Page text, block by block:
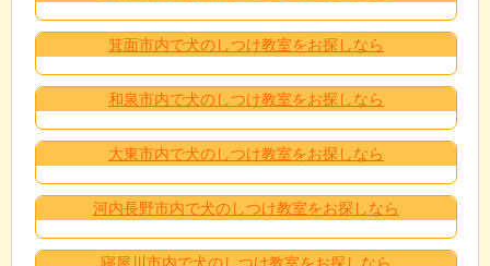
箕面市内で犬のしつけ教室をお探しなら
和泉市内で犬のしつけ教室をお探しなら
大東市内で犬のしつけ教室をお探しなら
河内長野市内で犬のしつけ教室をお探しなら
寝屋川市内で犬のしつけ教室をお探しなら